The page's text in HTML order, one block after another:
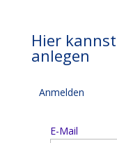
Hier
anlegen
Anmelden
E-Mail